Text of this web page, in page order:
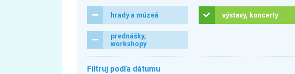
hrady a múzeá výstavy, koncerty
prednášky,
workshopy
Filtruj podľa dátumu